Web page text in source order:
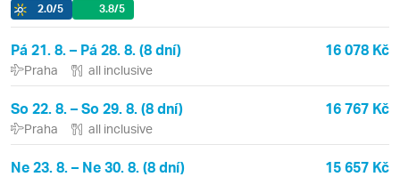
2.0/5 3.8/5
Pá 21. 8. – Pá 28. 8. (8 dní) 16 078 Kč
Praha all inclusive
So 22. 8. – So 29. 8. (8 dní) 16 767 Kč
Praha all inclusive
Ne 23. 8. – Ne 30. 8. (8 dní) 15 657 Kč